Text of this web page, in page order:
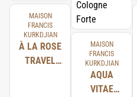
MAISON
FRANCIS
KURKDJIAN
À LA ROSE
TRAVEL
MAISON
FRANCIS
KURKDJIAN
AQUA
VITAE